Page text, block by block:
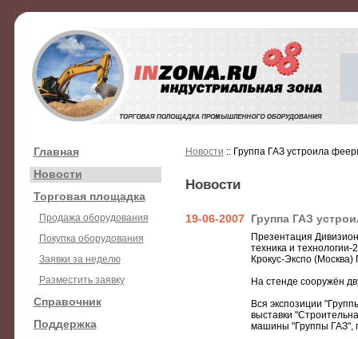
Главная
Новости
Торговая площадка
Продажа оборудования
Покупка оборудования
Заявки за неделю
Разместить заявку
Справочник
Поддержка
Новости :: Группа ГАЗ устроила
Новости
19-06-2007 Группа ГАЗ
Презентация
техника и
Крокус-Экспо
На стенде сооружён
Вся экспозиции
выставки
машины "Группы ГАЗ",